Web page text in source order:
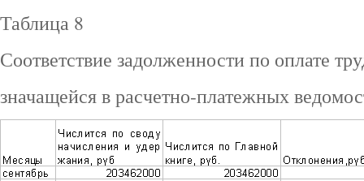
Таблица 8
Соответствие задолженности по оплате
значащейся в расчетно-платежных